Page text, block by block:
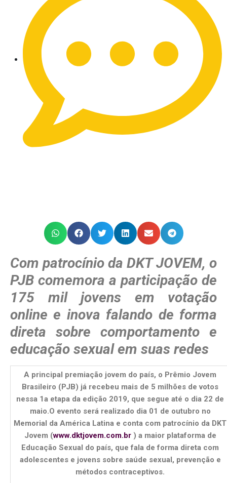
Com patrocínio da DKT JOVEM, o
PJB comemora a participação de
175 mil jovens em votação
online e inova falando de forma
direta sobre comportamento e
educação sexual em suas redes
A principal premiação jovem do país, o Prêmio Jovem
Brasileiro (PJB) já recebeu mais de 5 milhões de votos
nessa 1a etapa da edição 2019, que segue até o dia 22 de
maio.O evento será realizado dia 01 de outubro no
Memorial da América Latina e conta com patrocínio da DKT
Jovem (www.dktjovem.com.br) a maior plataforma de
Educação Sexual do país, que fala de forma direta com
adolescentes e jovens sobre saúde sexual, prevenção e
métodos contraceptivos.